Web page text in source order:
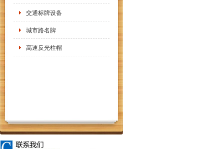
交通标牌设备
城市路名牌
高速反光柱帽